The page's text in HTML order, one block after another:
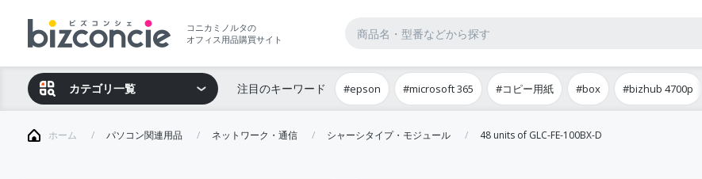
コニカミノルタの
オフィス用品購買サイト
カテゴリ一覧 注目のキーワード #epson #microsoft 365 #コピー用紙 #box #bizhub 4700p
ホーム パソコン関連用品 ネットワーク・通信 シャーシタイプ・モジュール 48 units of GLC-FE-100BX-D